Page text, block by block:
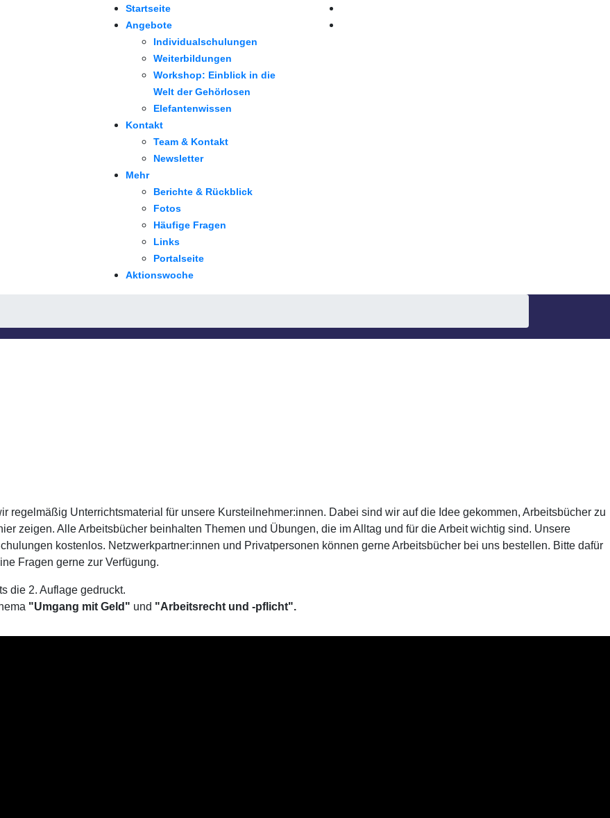
Startseite
Angebote
Individualschulungen
Weiterbildungen
Workshop: Einblick in die
Welt der Gehörlosen
Elefantenwissen
Kontakt
Team & Kontakt
Newsletter
Mehr
Berichte & Rückblick
Fotos
Häufige Fragen
Links
Portalseite
Aktionswoche
regelmäßig Unterrichtsmaterial für unsere Kursteilnehmer:innen. Dabei sind wir auf die Idee gekommen, Arbeitsbücher zu
zeigen. Alle Arbeitsbücher beinhalten Themen und Übungen, die im Alltag und für die Arbeit wichtig sind. Unsere
kostenlos. Netzwerkpartner:innen und Privatpersonen können gerne Arbeitsbücher bei uns bestellen. Bitte dafür
Fragen gerne zur Verfügung.
die 2. Auflage gedruckt.
"Umgang mit Geld" und "Arbeitsrecht und -pflicht".